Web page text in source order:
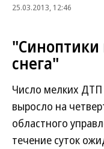
25.03.2013, 12:46
"Синоптики
снега"
Число мелких ДТП
выросло на
областного
течение суток